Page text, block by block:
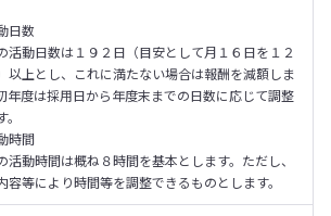
日数
活動日数は１９２日（目安として月１６日を１２
以上とし、これに満たない場合は報酬を減額しま
年度は採用日から年度末までの日数に応じて調整
時間
活動時間は概ね８時間を基本とします。ただし、
容等により時間等を調整できるものとします。